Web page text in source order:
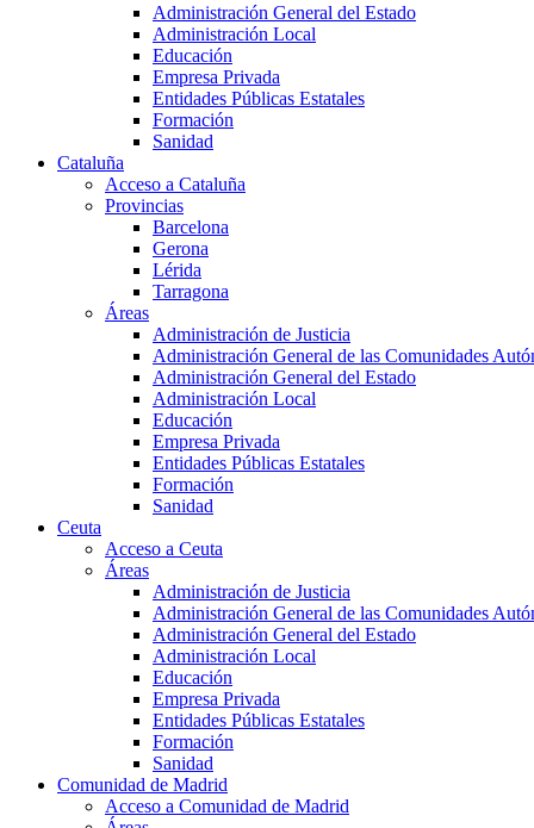
Administración General del Estado
Administración Local
Educación
Empresa Privada
Entidades Públicas Estatales
Formación
Sanidad
Cataluña
Acceso a Cataluña
Provincias
Barcelona
Gerona
Lérida
Tarragona
Áreas
Administración de Justicia
Administración General de las Comunidades
Administración General del Estado
Administración Local
Educación
Empresa Privada
Entidades Públicas Estatales
Formación
Sanidad
Ceuta
Acceso a Ceuta
Áreas
Administración de Justicia
Administración General de las Comunidades
Administración General del Estado
Administración Local
Educación
Empresa Privada
Entidades Públicas Estatales
Formación
Sanidad
Comunidad de Madrid
Acceso a Comunidad de Madrid